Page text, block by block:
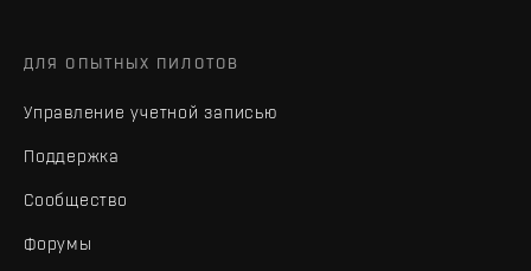
ДЛЯ ОПЫТНЫХ ПИЛОТОВ
Управление учетной записью
Поддержка
Сообщество
Форумы